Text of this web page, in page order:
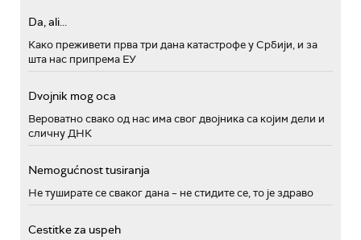
Da, ali...
Како преживети прва три дана катастрофе у Србији, и за
шта нас припрема ЕУ
Dvojnik mog oca
Вероватно свако од нас има свог двојника са којим дели и
сличну ДНК
Nemogućnost tusiranja
Не туширате се сваког дана – не стидите се, то је здраво
Cestitke za uspeh